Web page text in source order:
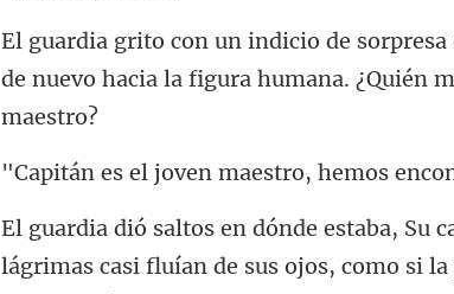
de nuevo hacia la figura
estro, hemos
lágrimas casi fluían de sus ojos, como si la